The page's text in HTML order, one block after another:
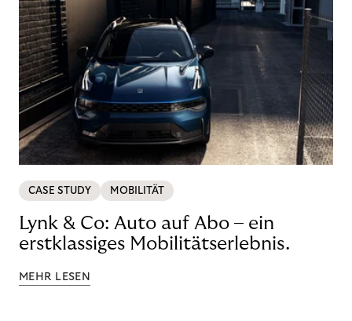
CASE STUDY MOBILITÄT
Lynk & Co: Auto auf Abo – ein
erstklassiges Mobilitätserlebnis.
MEHR LESEN